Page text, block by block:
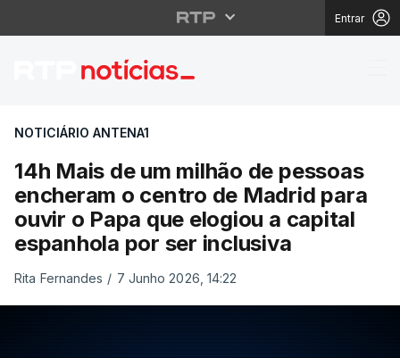
Entrar
14h Mais de um
NOTICIÁRIO ANTENA1
14h Mais de um milhão de pessoas
encheram o centro de Madrid para
ouvir o Papa que elogiou a capital
espanhola por ser inclusiva
Rita Fernandes / 7 Junho 2026, 14:22